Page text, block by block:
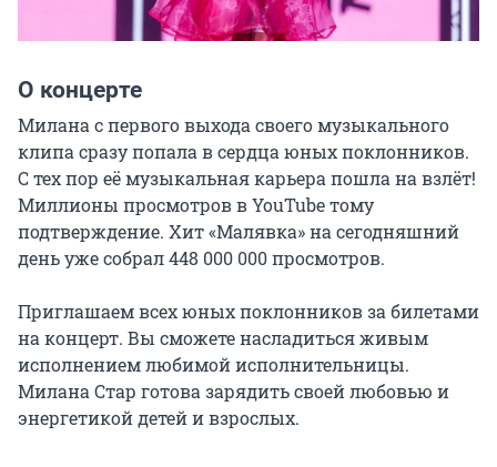
О концерте
Милана с первого выхода своего музыкального
клипа сразу попала в сердца юных поклонников.
⁣⁣С тех пор её музыкальная карьера пошла на взлёт!
Миллионы просмотров в YouTube тому
подтверждение. Хит «Малявка» на сегодняшний
день уже собрал 448 000 000 просмотров. ⁣⁣ ⁣⁣⠀ ⁣⁣⠀
Приглашаем всех юных поклонников за билетами
на концерт. Вы сможете насладиться живым
исполнением любимой исполнительницы.
Милана Стар готова зарядить своей любовью и
энергетикой детей и взрослых⁣⁣.